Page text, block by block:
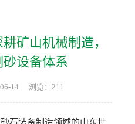
矿山机械制造，
设备体系
14 浏览：211